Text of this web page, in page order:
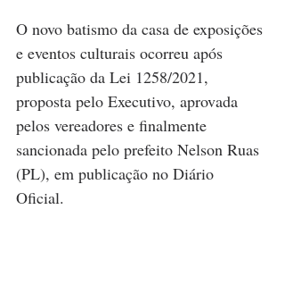
O novo batismo da casa de exposições
e eventos culturais ocorreu após
publicação da Lei 1258/2021,
proposta pelo Executivo, aprovada
pelos vereadores e finalmente
sancionada pelo prefeito Nelson Ruas
(PL), em publicação no Diário
Oficial.